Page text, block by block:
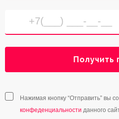
Получить
Нажимая кнопку “Отправить” вы
конфеденциальности данного